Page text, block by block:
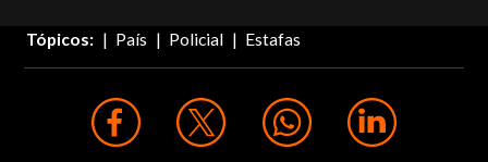
Tópicos: País Policial Estafas